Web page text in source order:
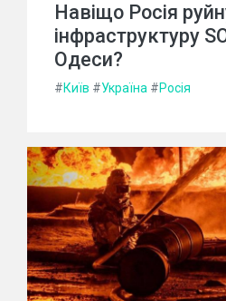
Навіщо Росія
інфраструктуру
Одеси?
#Київ #Україна #Росія